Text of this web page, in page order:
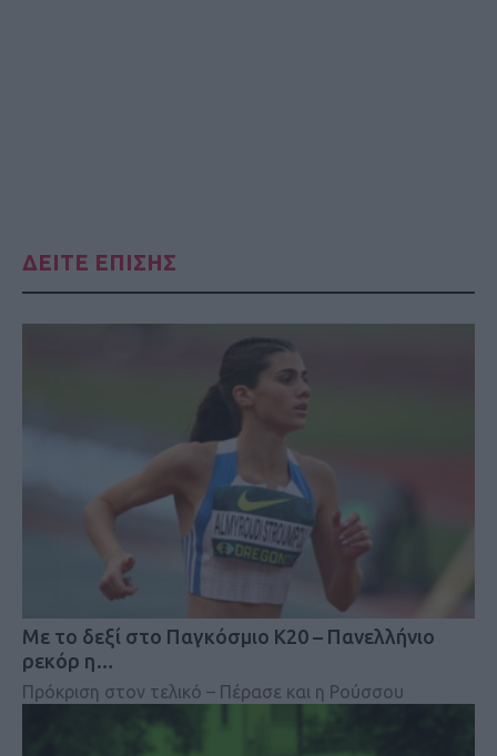
ΔΕΙΤΕ ΕΠΙΣΗΣ
Mε το δεξί στο Παγκόσμιο Κ20 – Πανελλήνιο
ρεκόρ η…
Πρόκριση στον τελικό – Πέρασε και η Ρούσσου